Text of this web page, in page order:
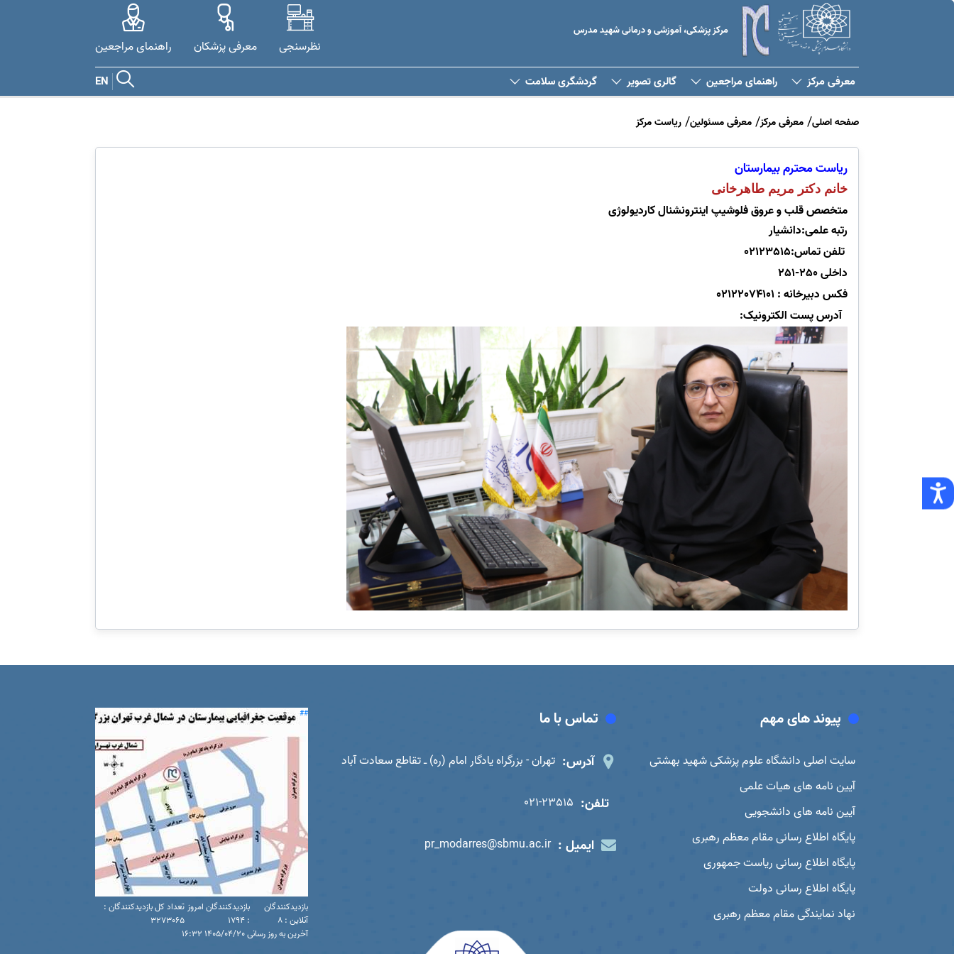
مرکز پزشکی، آموزشی و درمانی شهید مدرس
نظرسنجی معرفی پزشکان راهنمای مراجعین
معرفی مرکز راهنمای مراجعین گالری تصویر گردشگری سلامت EN
صفحه اصلی معرفی مرکز معرفی مسئولین ریاست مرکز
ریاست محترم بیمارستان
خانم دکتر مریم طاهرخانی
متخصص قلب و عروق فلوشیپ اینترونشنال کاردیولوژی
رتبه علمی:دانشیار
تلفن تماس:02123515
داخلی 250-251
فکس دبیرخانه : 02122074101
آدرس پست الکترونیک:
پیوند های مهم
سایت اصلی دانشگاه علوم پزشکی شهید بهشتی
آیین نامه های هیات علمی
آیین نامه های دانشجویی
پایگاه اطلاع رسانی مقام معظم رهبری
پایگاه اطلاع رسانی ریاست جمهوری
پایگاه اطلاع رسانی دولت
نهاد نمایندگی مقام معظم رهبری
تماس با ما
آدرس: تهران - بزرگراه یادگار امام (ره) ـ تقاطع سعادت آباد
تلفن: 021-23515
ایمیل : pr_modarres@sbmu.ac.ir
##
بازدیدکنندگان
آنلاین : 8
بازدیدکنندگان امروز
: 1794
تعداد کل بازدیدکنندگان :
3273065
آخرین به روز رسانی 1405/04/20 16:32